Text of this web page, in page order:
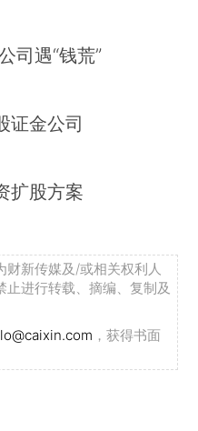
司遇“钱荒”
证金公司
扩股方案
新传媒及/或相关权利人
进行转载、摘编、复制及
，获得书面